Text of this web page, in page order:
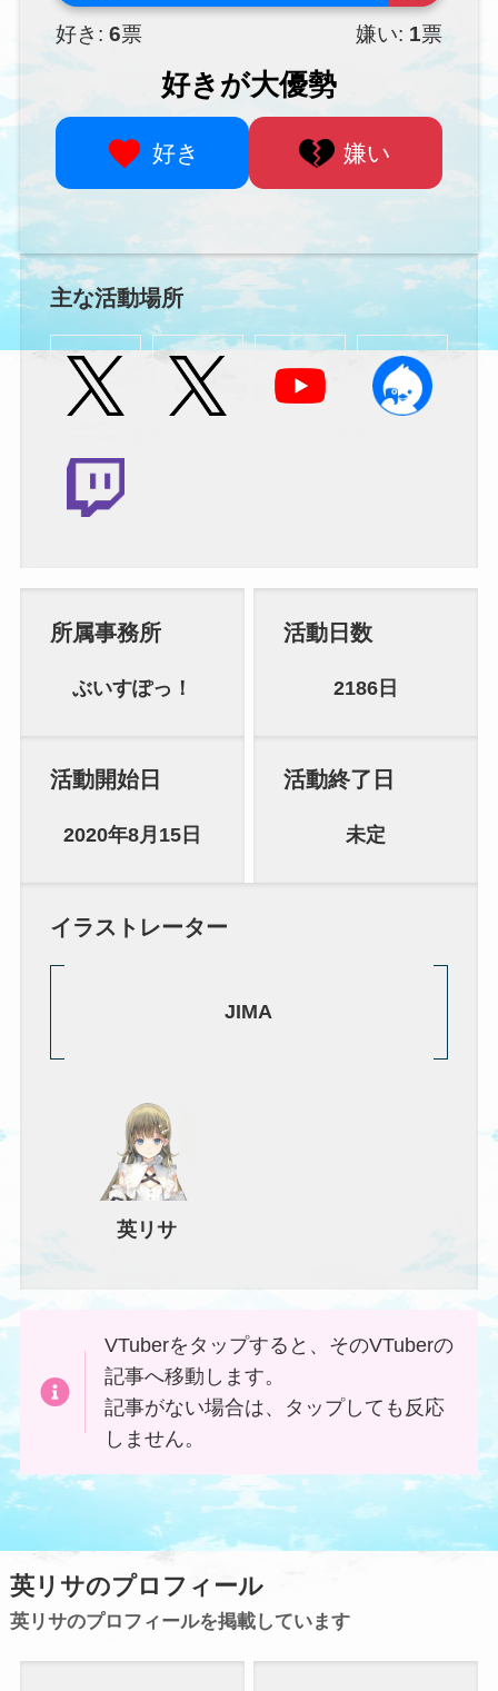
好き:6票 嫌い: 1票
好きが大優勢
好き 嫌い
主な活動場所
所属事務所
ぶいすぽっ！
活動日数
2186日
活動開始日
2020年8月15日
活動終了日
未定
イラストレーター
JIMA
英リサ
VTuberを タップすると、そのVTuberの
記事へ移動します。
記事がない場合は、 タップしても反応
しません。
英リサのプロフィール
英リサのプロフィールを掲載しています